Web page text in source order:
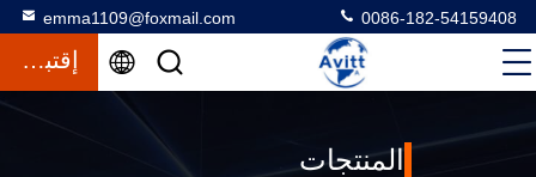
emma1109@foxmail.com 0086-182-54159408
إقتباس
المنتجات